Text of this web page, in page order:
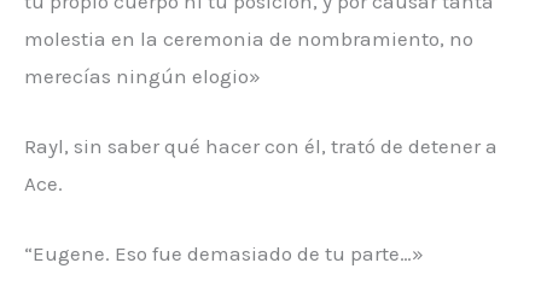
molestia en la ceremonia de nombramiento, no
merecías ningún elogio»
Rayl, sin saber qué hacer con él, trató de detener a
Ace.
“Eugene. Eso fue demasiado de tu parte…»